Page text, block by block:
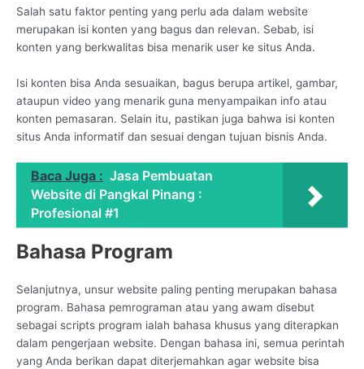
Salah satu faktor penting yang perlu ada dalam website
merupakan isi konten yang bagus dan relevan. Sebab, isi
konten yang berkwalitas bisa menarik user ke situs Anda.
Isi konten bisa Anda sesuaikan, bagus berupa artikel, gambar,
ataupun video yang menarik guna menyampaikan info atau
konten pemasaran. Selain itu, pastikan juga bahwa isi konten
situs Anda informatif dan sesuai dengan tujuan bisnis Anda.
Baca Juga : Jasa Pembuatan
Website di Pangkal Pinang :
Profesional #1
Bahasa Program
Selanjutnya, unsur website paling penting merupakan bahasa
program. Bahasa pemrograman atau yang awam disebut
sebagai scripts program ialah bahasa khusus yang diterapkan
dalam pengerjaan website. Dengan bahasa ini, semua perintah
yang Anda berikan dapat diterjemahkan agar website bisa